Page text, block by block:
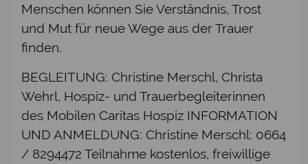
Menschen können Sie Verständnis, Trost
und Mut für neue Wege aus der Trauer
finden.
BEGLEITUNG: Christine Merschl, Christa
Wehrl, Hospiz- und Trauerbegleiterinnen
des Mobilen Caritas Hospiz INFORMATION
UND ANMELDUNG: Christine Merschl: 0664
/ 8294472 Teilnahme kostenlos, freiwillige